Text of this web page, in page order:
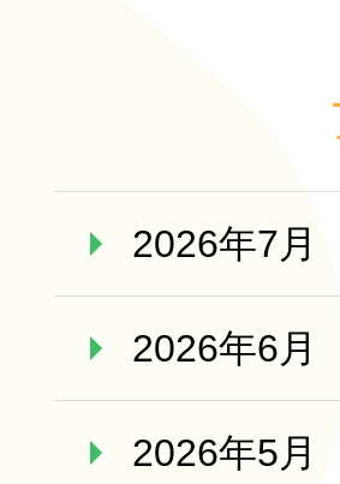
2026年7月
2026年6月
2026年5月